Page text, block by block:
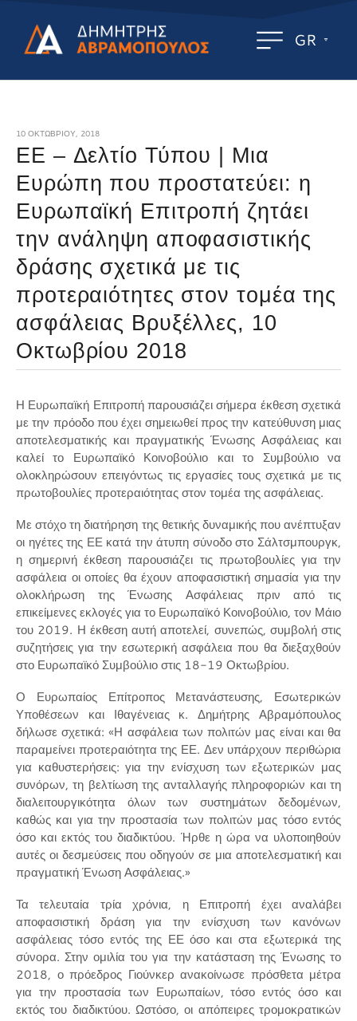
GR
10 ΟΚΤΩΒΡΊΟΥ, 2018
ΕE – Δελτίο Τύπου | Μια
Ευρώπη που προστατεύει: η
Ευρωπαϊκή Επιτροπή ζητάει
την ανάληψη αποφασιστικής
δράσης σχετικά με τις
προτεραιότητες στον τομέα της
ασφάλειας Βρυξέλλες, 10
Οκτωβρίου 2018
Η Ευρωπαϊκή Επιτροπή παρουσιάζει σήμερα έκθεση σχετικά
με την πρόοδο που έχει σημειωθεί προς την κατεύθυνση μιας
αποτελεσματικής και πραγματικής Ένωσης Ασφάλειας και
καλεί το Ευρωπαϊκό Κοινοβούλιο και το Συμβούλιο να
ολοκληρώσουν επειγόντως τις εργασίες τους σχετικά με τις
πρωτοβουλίες προτεραιότητας στον τομέα της ασφάλειας.
Με στόχο τη διατήρηση της θετικής δυναμικής που ανέπτυξαν
οι ηγέτες της ΕΕ κατά την άτυπη σύνοδο στο Σάλτσμπουργκ,
η σημερινή έκθεση παρουσιάζει τις πρωτοβουλίες για την
ασφάλεια οι οποίες θα έχουν αποφασιστική σημασία για την
ολοκλήρωση της Ένωσης Ασφάλειας πριν από τις
επικείμενες εκλογές για το Ευρωπαϊκό Κοινοβούλιο, τον Μάιο
του 2019. Η έκθεση αυτή αποτελεί, συνεπώς, συμβολή στις
συζητήσεις για την εσωτερική ασφάλεια που θα διεξαχθούν
στο Ευρωπαϊκό Συμβούλιο στις 18-19 Οκτωβρίου.
Ο Ευρωπαίος Επίτροπος Μετανάστευσης, Εσωτερικών
Υποθέσεων και Ιθαγένειας κ. Δημήτρης Αβραμόπουλος
δήλωσε σχετικά: «Η ασφάλεια των πολιτών μας είναι και θα
παραμείνει προτεραιότητα της ΕΕ. Δεν υπάρχουν περιθώρια
για καθυστερήσεις: για την ενίσχυση των εξωτερικών μας
συνόρων, τη βελτίωση της ανταλλαγής πληροφοριών και τη
διαλειτουργικότητα όλων των συστημάτων δεδομένων,
καθώς και για την προστασία των πολιτών μας τόσο εντός
όσο και εκτός του διαδικτύου. Ήρθε η ώρα να υλοποιηθούν
αυτές οι δεσμεύσεις που οδηγούν σε μια αποτελεσματική και
πραγματική Ένωση Ασφάλειας.»
Τα τελευταία τρία χρόνια, η Επιτροπή έχει αναλάβει
αποφασιστική δράση για την ενίσχυση των κανόνων
ασφάλειας τόσο εντός της ΕΕ όσο και στα εξωτερικά της
σύνορα. Στην ομιλία του για την κατάσταση της Ένωσης το
2018, ο πρόεδρος Γιούνκερ ανακοίνωσε πρόσθετα μέτρα
για την προστασία των Ευρωπαίων, τόσο εντός όσο και
εκτός του διαδικτύου. Ωστόσο, οι απόπειρες τρομοκρατικών